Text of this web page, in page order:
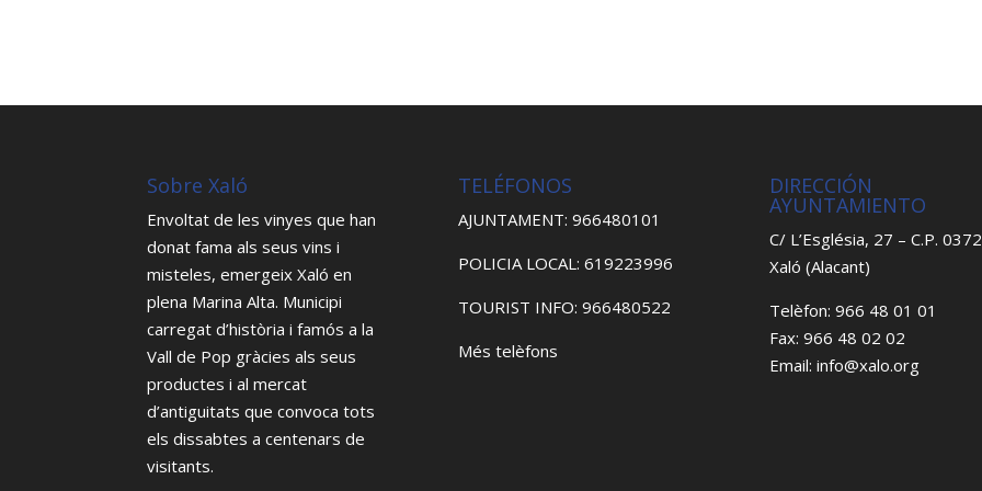
Sobre Xaló
Envoltat de les vinyes que han
donat fama als seus vins i
misteles, emergeix Xaló en
plena Marina Alta. Municipi
carregat d’història i famós a la
Vall de Pop gràcies als seus
productes i al mercat
d’antiguitats que convoca tots
els dissabtes a centenars de
visitants.
TELÉFONOS
AJUNTAMENT: 966480101
POLICIA LOCAL: 619223996
TOURIST INFO: 966480522
Més telèfons
DIRECCIÓN
AYUNTAMIENTO
C/ L’Església, 27 – C.P.
Xaló (Alacant)
Telèfon: 966 48 01 01
Fax: 966 48 02 02
Email: info@xalo.org